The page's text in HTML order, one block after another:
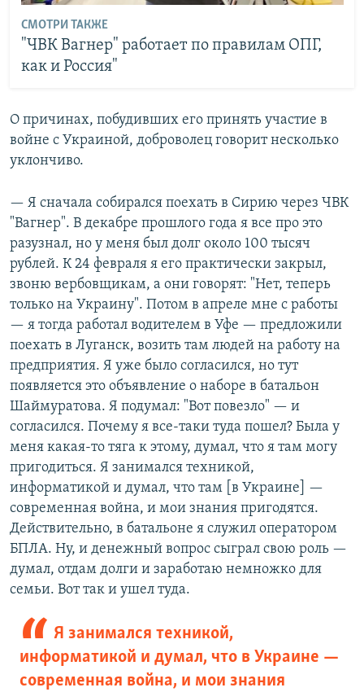
СМОТРИ ТАКЖЕ
"ЧВК Вагнер" работает по правилам ОПГ,
как и Россия"
О причинах, побудивших его принять участие в
войне с Украиной, доброволец говорит несколько
уклончиво.
— Я сначала собирался поехать в Сирию через ЧВК
"Вагнер". В декабре прошлого года я все про это
разузнал, но у меня был долг около 100 тысяч
рублей. К 24 февраля я его практически закрыл,
звоню вербовщикам, а они говорят: "Нет, теперь
только на Украину". Потом в апреле мне с работы
— я тогда работал водителем в Уфе — предложили
поехать в Луганск, возить там людей на работу на
предприятия. Я уже было согласился, но тут
появляется это объявление о наборе в батальон
Шаймуратова. Я подумал: "Вот повезло" — и
согласился. Почему я все-таки туда пошел? Была у
меня какая-то тяга к этому, думал, что я там могу
пригодиться. Я занимался техникой,
информатикой и думал, что там [в Украине] —
современная война, и мои знания пригодятся.
Действительно, в батальоне я служил оператором
БПЛА. Ну, и денежный вопрос сыграл свою роль —
думал, отдам долги и заработаю немножко для
семьи. Вот так и ушел туда.
Я занимался техникой,
информатикой и думал, что в Украине —
современная война, и мои знания